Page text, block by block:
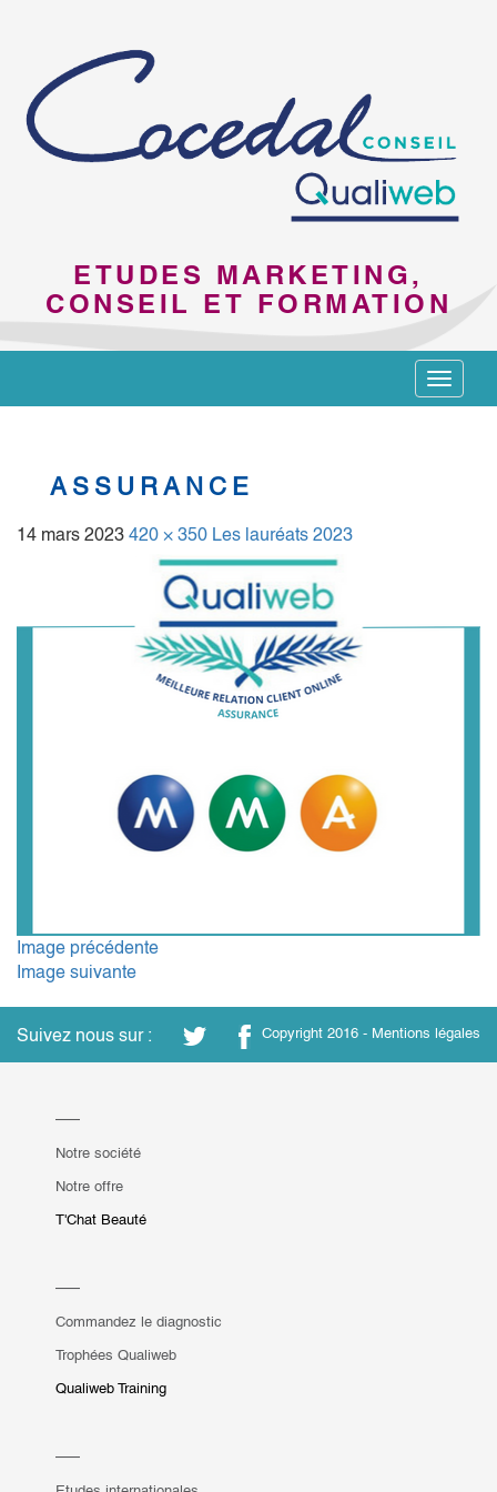
ETUDES MARKETING,
CONSEIL ET FORMATION
Toggle
ASSURANCE
14 mars 2023 420 × 350 Les lauréats 2023
Image précédente
Image suivante
Suivez nous sur : Copyright 2016 - Mentions légales
Notre société
Notre offre
T'Chat Beauté
Commandez le diagnostic
Trophées Qualiweb
Qualiweb Training